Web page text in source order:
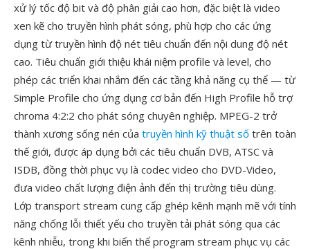
xử lý tốc độ bit và độ phân giải cao hơn, đặc biệt là video
xen kẽ cho truyền hình phát sóng, phù hợp cho các ứng
dụng từ truyền hình độ nét tiêu chuẩn đến nội dung độ nét
cao. Tiêu chuẩn giới thiệu khái niệm profile và level, cho
phép các triển khai nhắm đến các tầng khả năng cụ thể — từ
Simple Profile cho ứng dụng cơ bản đến High Profile hỗ trợ
chroma 4:2:2 cho phát sóng chuyên nghiệp. MPEG-2 trở
thành xương sống nén của truyền hình kỹ thuật số trên toàn
thế giới, được áp dụng bởi các tiêu chuẩn DVB, ATSC và
ISDB, đồng thời phục vụ là codec video cho DVD-Video,
đưa video chất lượng điện ảnh đến thị trường tiêu dùng.
Lớp transport stream cung cấp ghép kênh mạnh mẽ với tính
năng chống lỗi thiết yếu cho truyền tải phát sóng qua các
kênh nhiễu, trong khi biến thể program stream phục vụ các